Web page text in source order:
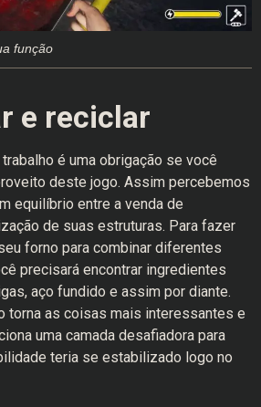
função
e reciclar
é uma obrigação se você
deste jogo. Assim percebemos
equilíbrio entre a venda de
de suas estruturas. Para fazer
forno para combinar diferentes
precisará encontrar ingredientes
aço fundido e assim por diante.
torna as coisas mais interessantes e
uma camada desafiadora para
teria se estabilizado logo no